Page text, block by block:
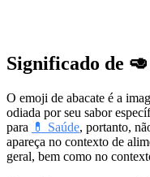
Significado de
O emoji de abacate é a
odiada por seu sabor
para 💊 Saúde, portanto,
apareça no contexto de
geral, bem como no